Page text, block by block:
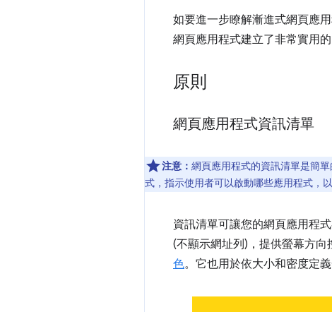
如要進一步瞭解漸進式網頁應
網頁應用程式建立了非常實用的
原則
網頁應用程式資訊清單
注意： 網頁應用程式的資訊清單是簡
式，指示使用者可以啟動哪些應用程式，
資訊清單可讓您的網頁應用程
(不顯示網址列)，提供螢幕方
色。它也用於依大小和密度定